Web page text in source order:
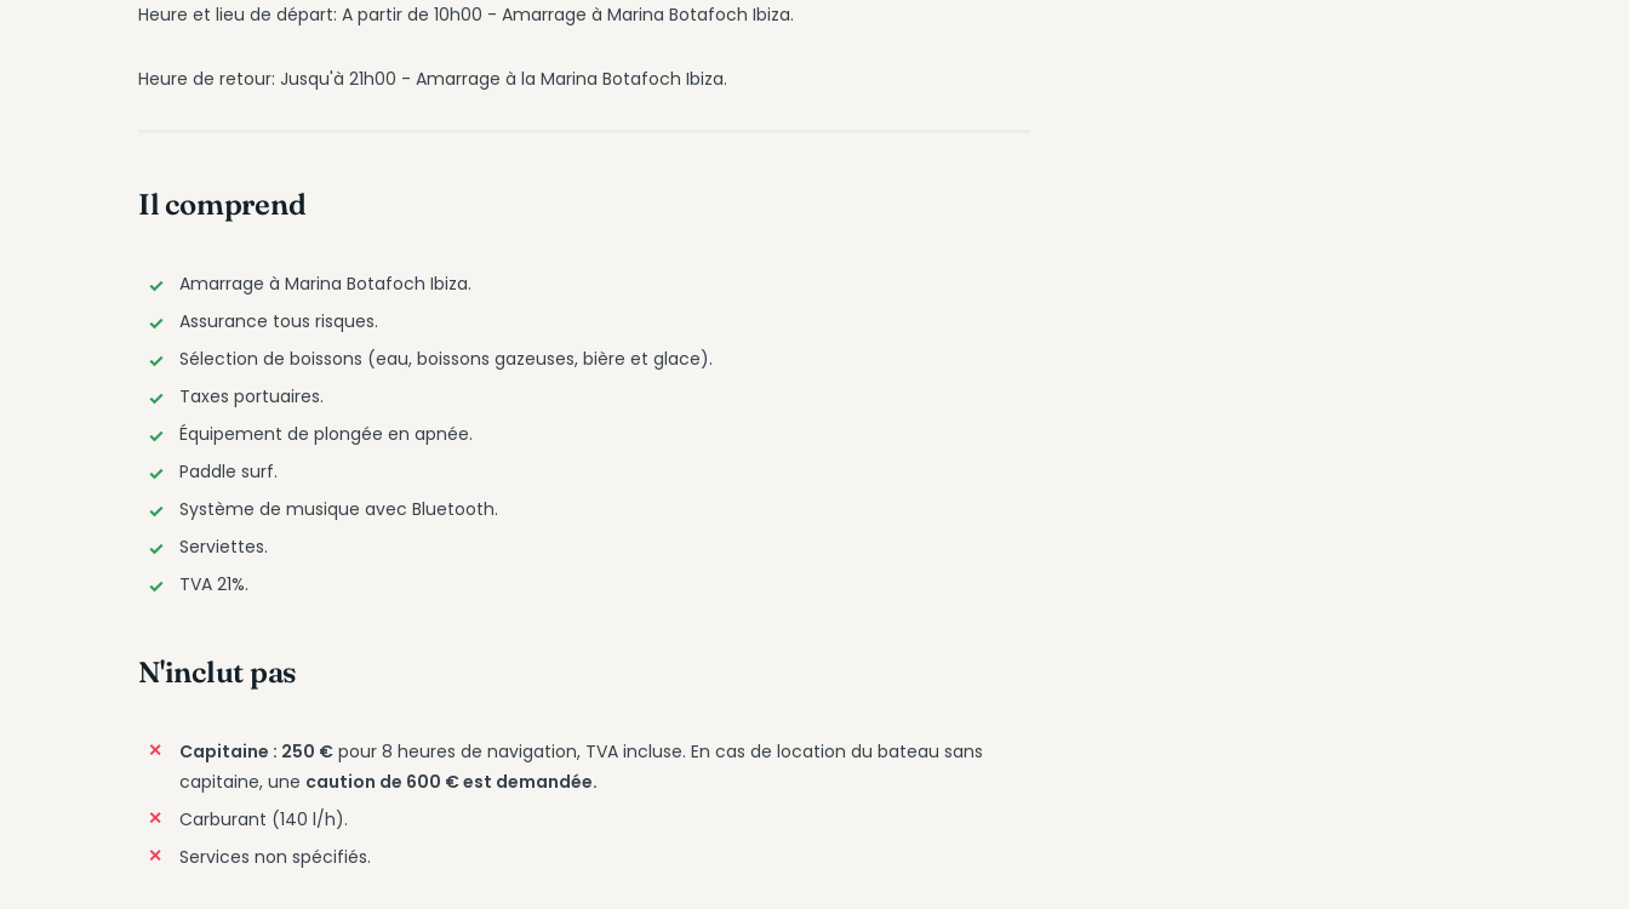
Heure et lieu de départ: A partir de 10h00 - Amarrage à Marina Botafoch Ibiza.
Heure de retour: Jusqu'à 21h00 - Amarrage à la Marina Botafoch Ibiza.
Il comprend
Amarrage à Marina Botafoch Ibiza.
Assurance tous risques.
Sélection de boissons (eau, boissons gazeuses, bière et glace).
Taxes portuaires.
Équipement de plongée en apnée.
Paddle surf.
Système de musique avec Bluetooth.
Serviettes.
TVA 21%.
N'inclut pas
Capitaine : 250 € pour 8 heures de navigation, TVA incluse. En cas de location du bateau sans
capitaine, une caution de 600 € est demandée.
Carburant (140 l/h).
Services non spécifiés.